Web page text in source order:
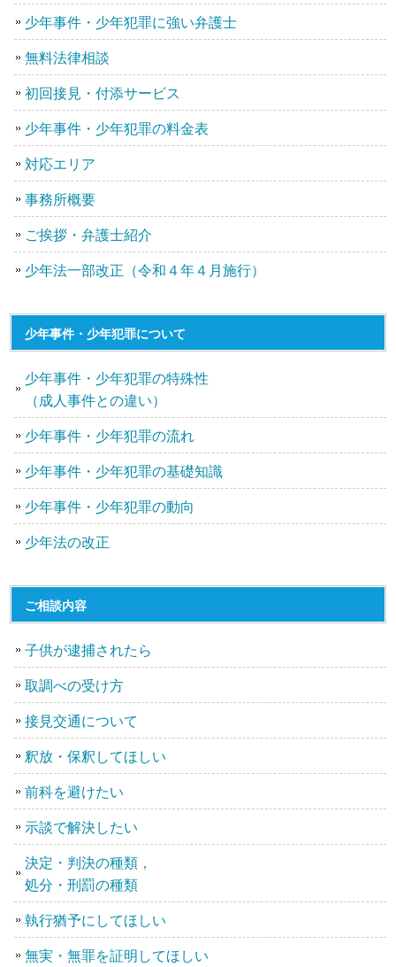
少年事件・少年犯罪に強い弁護士
無料法律相談
初回接見・付添サービス
少年事件・少年犯罪の料金表
対応エリア
事務所概要
ご挨拶・弁護士紹介
少年法一部改正（令和４年４月施行）
少年事件・少年犯罪について
少年事件・少年犯罪の特殊性
（成人事件との違い）
少年事件・少年犯罪の流れ
少年事件・少年犯罪の基礎知識
少年事件・少年犯罪の動向
少年法の改正
ご相談内容
子供が逮捕されたら
取調べの受け方
接見交通について
釈放・保釈してほしい
前科を避けたい
示談で解決したい
決定・判決の種類，
処分・刑罰の種類
執行猶予にしてほしい
無実・無罪を証明してほしい